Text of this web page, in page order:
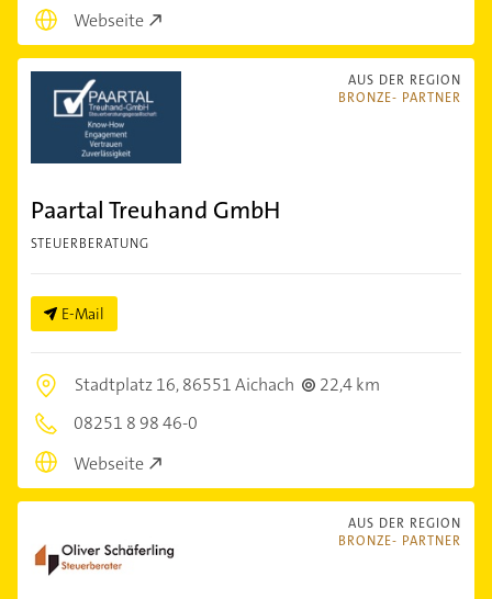
Webseite
AUS DER REGION
BRONZE- PARTNER
Paartal Treuhand GmbH
STEUERBERATUNG
E-Mail
Stadtplatz 16,86551 Aichach
22,4 km
08251 8 98 46-0
Webseite
AUS DER REGION
BRONZE- PARTNER